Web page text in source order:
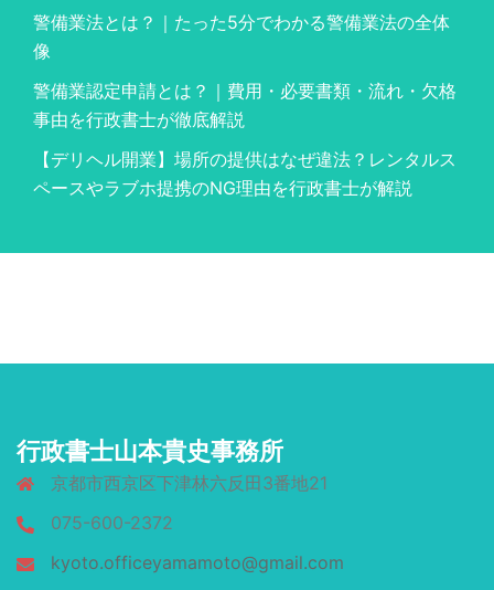
警備業法とは？｜たった5分でわかる警備業法の全体
像
警備業認定申請とは？｜費用・必要書類・流れ・欠格
事由を行政書士が徹底解説
【デリヘル開業】場所の提供はなぜ違法？レンタルス
ペースやラブホ提携のNG理由を行政書士が解説
行政書士山本貴史事務所
京都市西京区下津林六反田3番地21
075-600-2372
kyoto.officeyamamoto@gmail.com